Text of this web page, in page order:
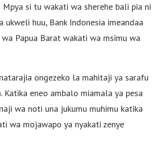
si tu wakati wa sherehe bali pia ni
huu, Bank Indonesia imeandaa
Papua Barat wakati wa msimu wa
ongezeko la mahitaji ya sarafu
Katika eneo ambalo miamala ya pesa
wa noti una jukumu muhimu katika
wa mojawapo ya nyakati zenye